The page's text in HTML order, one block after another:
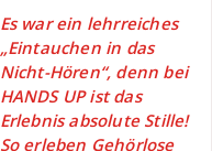
Es war ein lehrreiches
„Eintauchen in das
Nicht-Hören“, denn bei
HANDS UP ist das
Erlebnis absolute Stille!
So erleben Gehörlose